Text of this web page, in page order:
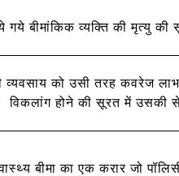
गये बीमांकिक व्यक्ति की मृत्यु
को उसी तरह कवरेज लाभ
विकलांग होने की सूरत में उसकी
बीमा का एक करार जो